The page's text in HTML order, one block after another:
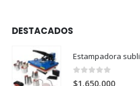
DESTACADOS
Estampadora
0
$1.650.000